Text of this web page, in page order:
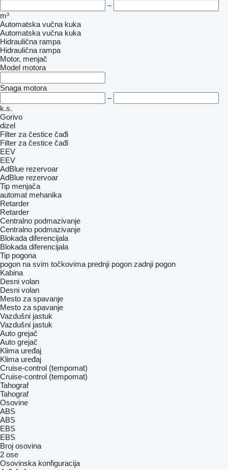
–
m³
Automatska vučna kuka
Automatska vučna kuka
Hidraulična rampa
Hidraulična rampa
Motor, menjač
Model motora
Snaga motora
–
k.s.
Gorivo
dizel
Filter za čestice čađi
Filter za čestice čađi
EEV
EEV
AdBlue rezervoar
AdBlue rezervoar
Tip menjača
automat mehanika
Retarder
Retarder
Centralno podmazivanje
Centralno podmazivanje
Blokada diferencijala
Blokada diferencijala
Tip pogona
pogon na svim točkovima prednji pogon zadnji pogon
Kabina
Desni volan
Desni volan
Mesto za spavanje
Mesto za spavanje
Vazdušni jastuk
Vazdušni jastuk
Auto grejač
Auto grejač
Klima uređaj
Klima uređaj
Cruise-control (tempomat)
Cruise-control (tempomat)
Tahograf
Tahograf
Osovine
ABS
ABS
EBS
EBS
Broj osovina
2 ose
Osovinska konfiguracija